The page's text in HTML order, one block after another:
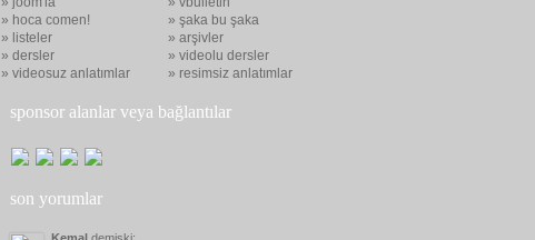
» hoca comen!
» şaka bu şaka
» listeler
» arşivler
» dersler
» videolu dersler
» videosuz anlatımlar
» resimsiz anlatımlar
sponsor alanlar veya bağlantılar
son yorumlar